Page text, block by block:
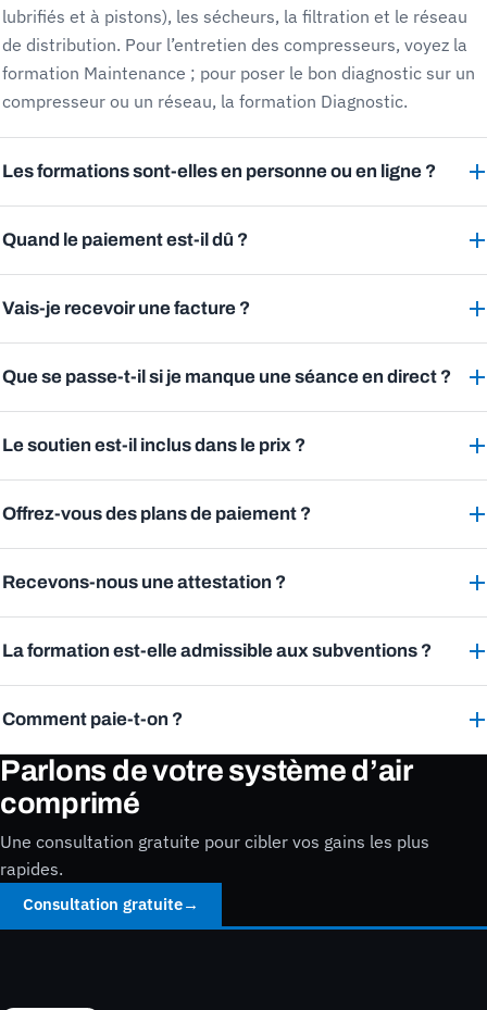
lubrifiés et à pistons), les sécheurs, la filtration et le réseau
de distribution. Pour l’entretien des compresseurs, voyez la
formation Maintenance ; pour poser le bon diagnostic sur un
compresseur ou un réseau, la formation Diagnostic.
Les formations sont-elles en personne ou en ligne ?
Quand le paiement est-il dû ?
Vais-je recevoir une facture ?
Que se passe-t-il si je manque une séance en direct ?
Le soutien est-il inclus dans le prix ?
Offrez-vous des plans de paiement ?
Recevons-nous une attestation ?
La formation est-elle admissible aux subventions ?
Comment paie-t-on ?
Parlons de votre système d’air
comprimé
Une consultation gratuite pour cibler vos gains les plus
rapides.
Consultation gratuite→